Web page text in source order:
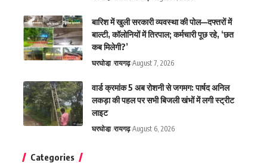
बारिश में खुली सरकारी व्यवस्था की पोल—दफ्तरों में
बाल्टी, कॉलोनियों में तिरपाल; कर्मचारी पूछ रहे, ‘छत
कब मिलेगी?’
घरघोडा़ रायगढ़ August 7, 2026
वार्ड क्रमांक 5 अब रोशनी से जगमग: पार्षद अनिल
लकड़ा की पहल पर सभी बिजली खंभों में लगी स्ट्रीट
लाइट
घरघोडा़ रायगढ़ August 6, 2026
Categories